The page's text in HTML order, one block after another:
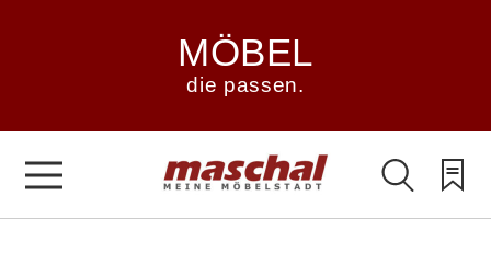
MÖBEL
die passen.